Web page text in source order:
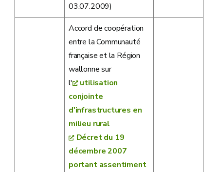
03.07.2009)
Accord de coopération
entre la Communauté
française et la Région
wallonne sur
l'
utilisation
conjointe
d'infrastructures en
milieu rural
Décret du 19
décembre 2007
portant assentiment